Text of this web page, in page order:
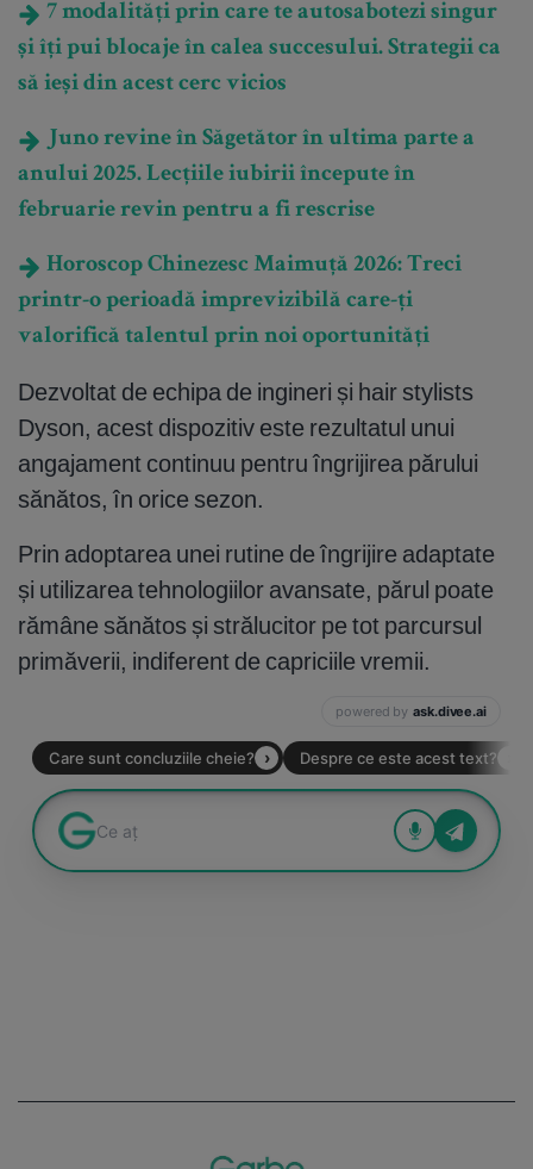
7 modalități prin care te autosabotezi singur
și îți pui blocaje în calea succesului. Strategii ca
să ieși din acest cerc vicios
Juno revine în Săgetător în ultima parte a
anului 2025. Lecțiile iubirii începute în
februarie revin pentru a fi rescrise
Horoscop Chinezesc Maimuță 2026: Treci
printr-o perioadă imprevizibilă care-ți
valorifică talentul prin noi oportunități
Dezvoltat de echipa de ingineri și hair stylists
Dyson, acest dispozitiv este rezultatul unui
angajament continuu pentru îngrijirea părului
sănătos, în orice sezon.
Prin adoptarea unei rutine de îngrijire adaptate
și utilizarea tehnologiilor avansate, părul poate
rămâne sănătos și strălucitor pe tot parcursul
primăverii, indiferent de capriciile vremii.